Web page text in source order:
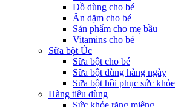
Đồ dùng cho bé
Ăn dặm cho bé
Sản phẩm cho mẹ bầu
Vitamins cho bé
Sữa bột Úc
Sữa bột cho bé
Sữa bột dùng hàng ngày
Sữa bột hồi phục sức khỏe
Hàng tiêu dùng